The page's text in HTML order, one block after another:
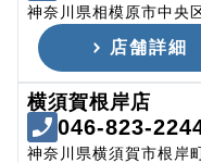
神奈川県相模原市中央
店舗詳細
横須賀根岸店
046-823-
神奈川県横須賀市根岸